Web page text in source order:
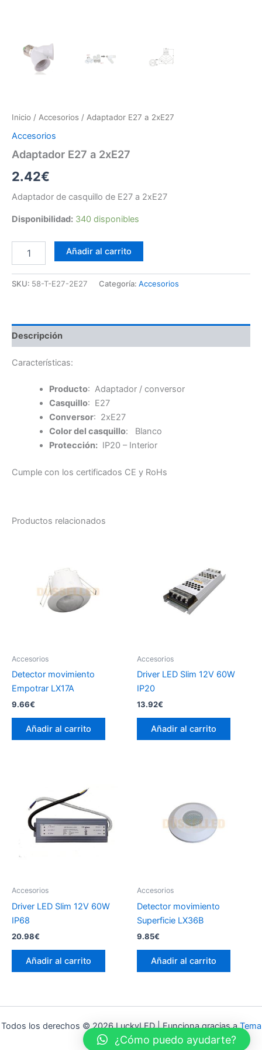
Inicio / Accesorios / Adaptador E27 a 2xE27
Accesorios
Adaptador E27 a 2xE27
2.42€
Adaptador de casquillo de E27 a 2xE27
Disponibilidad: 340 disponibles
2xE27
Añadir al carrito
SKU: 58-T-E27-2E27 Categoría: Accesorios
Descripción
Características:
Producto: Adaptador / conversor
Casquillo: E27
Conversor: 2xE27
Color del casquillo: Blanco
Protección:IP20 – Interior
Cumple con los certificados CE y RoHs
Productos relacionados
Accesorios
Detector movimiento
Empotrar LX17A
9.66€
Añadir al carrito
Accesorios
Driver LED Slim 12V 60W
IP20
13.92€
Añadir al carrito
Accesorios
Driver LED Slim 12V 60W
IP68
20.98€
Añadir al carrito
Accesorios
Detector movimiento
Superficie LX36B
9.85€
Añadir al carrito
Todos los derechos © 2026 LuckyLED | Funciona gracias aTema
Astra para WordPress
¿Cómo puedo ayudarte?